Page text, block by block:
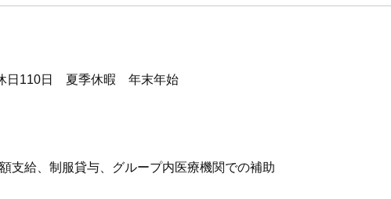
日110日 夏季休暇 年末年始
支給、制服貸与、グループ内医療機関での補助